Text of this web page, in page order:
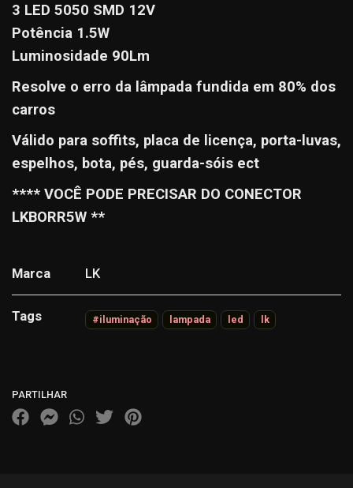
3 LED 5050 SMD 12V
Potência 1.5W
Luminosidade 90Lm
Resolve o erro da lâmpada fundida em 80% dos
carros
Válido para soffits, placa de licença, porta-luvas,
espelhos, bota, pés, guarda-sóis ect
**** VOCÊ PODE PRECISAR DO CONECTOR
LKBORR5W **
Marca LK
Tags #iluminação lampada led lk
PARTILHAR